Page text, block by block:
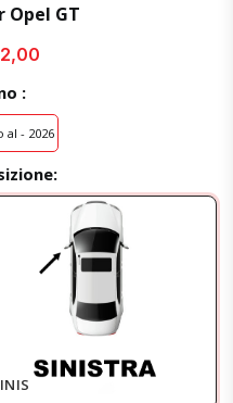
prodotto
Opel GT
:
al - 2026